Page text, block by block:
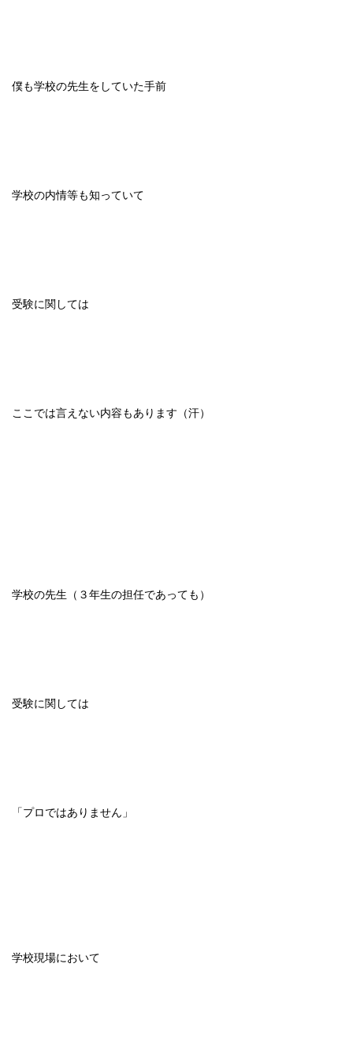
僕も学校の先生をしていた手前
学校の内情等も知っていて
受験に関しては
ここでは言えない内容もあります（汗）
学校の先生（３年生の担任であっても）
受験に関しては
「プロではありません」
学校現場において